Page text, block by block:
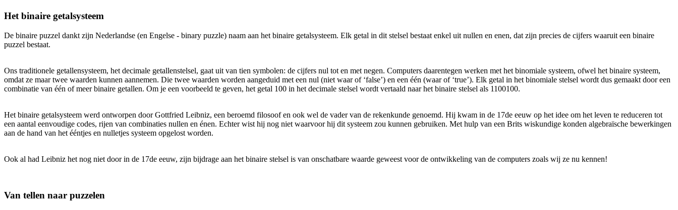
Het binaire getalsysteem
De binaire puzzel dankt zijn Nederlandse (en Engelse - binary puzzle) naam aan het binaire getalsysteem. Elk getal in dit stelsel bestaat enkel uit nullen en enen, dat zijn precies de cijfers waaruit een binaire
puzzel bestaat.
Ons traditionele getallensysteem, het decimale getallenstelsel, gaat uit van tien symbolen: de cijfers nul tot en met negen. Computers daarentegen werken met het binomiale systeem, ofwel het binaire systeem,
omdat ze maar twee waarden kunnen aannemen. Die twee waarden worden aangeduid met een nul (niet waar of ‘false’) en een één (waar of ‘true’). Elk getal in het binomiale stelsel wordt dus gemaakt door een
combinatie van één of meer binaire getallen. Om je een voorbeeld te geven, het getal 100 in het decimale stelsel wordt vertaald naar het binaire stelsel als 1100100.
Het binaire getalsysteem werd ontworpen door Gottfried Leibniz, een beroemd filosoof en ook wel de vader van de rekenkunde genoemd. Hij kwam in de 17de eeuw op het idee om het leven te reduceren tot
een aantal eenvoudige codes, rijen van combinaties nullen en énen. Echter wist hij nog niet waarvoor hij dit systeem zou kunnen gebruiken. Met hulp van een Brits wiskundige konden algebraïsche bewerkingen
aan de hand van het ééntjes en nulletjes systeem opgelost worden.
Ook al had Leibniz het nog niet door in de 17de eeuw, zijn bijdrage aan het binaire stelsel is van onschatbare waarde geweest voor de ontwikkeling van de computers zoals wij ze nu kennen!
Van tellen naar puzzelen